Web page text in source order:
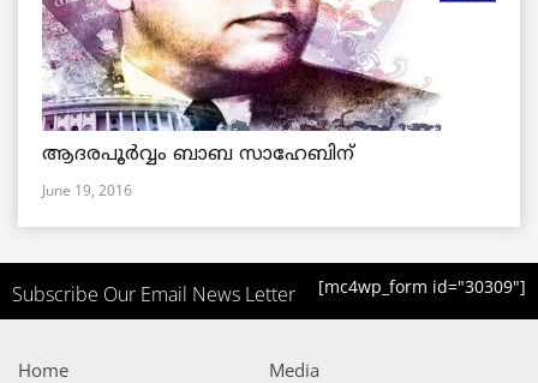
ആദരപൂര്‍വ്വം ബാബ സാഹേബിന്
June 19, 2016
Subscribe Our Email News Letter [mc4wp_form id="30309"]
Home
Media